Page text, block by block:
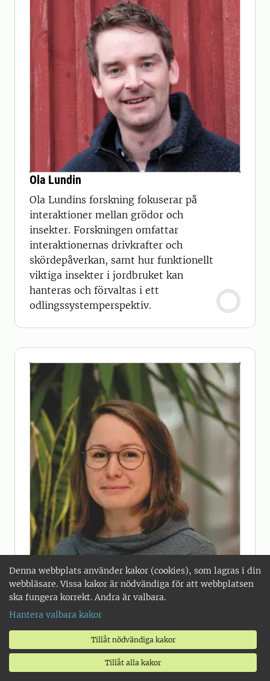
Denna webbplats använder kakor (cookies), som lagras i din
webbläsare. Vissa kakor är nödvändiga för att webbplatsen
ska fungera korrekt. Andra är valbara.
Hantera valbara kakor
Tillåt nödvändiga kakor
Tillåt alla kakor
Ola Lundin
Ola Lundins forskning fokuserar på
interaktioner mellan grödor och
insekter. Forskningen omfattar
interaktionernas drivkrafter och
skördepåverkan, samt hur funktionellt
viktiga insekter i jordbruket kan
hanteras och förvaltas i ett
odlingssystemperspektiv.
Ortrud Jäck
Visa fler